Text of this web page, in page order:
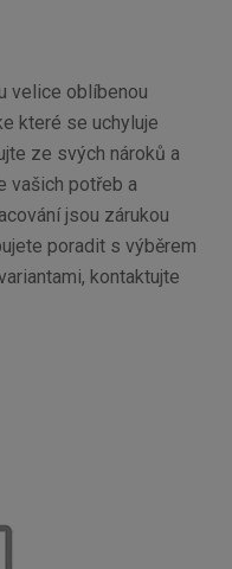
velice oblíbenou
které se uchyluje
ze svých nároků a
vašich potřeb a
jsou zárukou
poradit s výběrem
kontaktujte